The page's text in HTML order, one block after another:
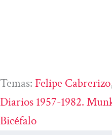
Temas: Felipe Cabrerizo
Diarios 1957-1982.
Bicéfalo